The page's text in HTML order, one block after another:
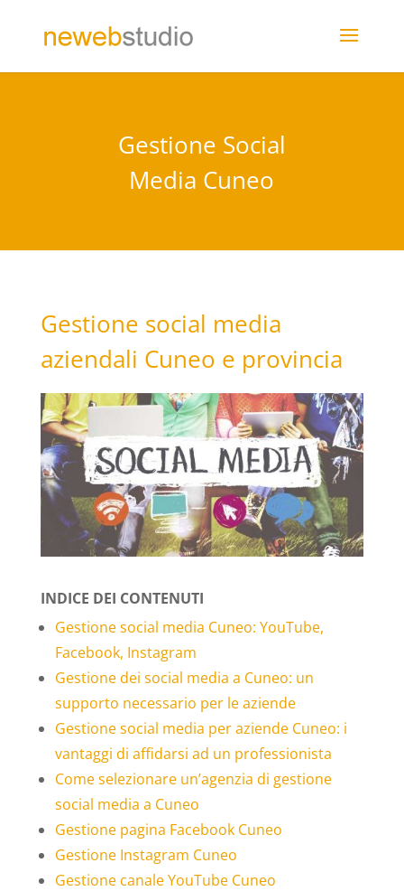
Gestione Social
Media Cuneo
Gestione social media
aziendali Cuneo e provincia
INDICE DEI CONTENUTI
Gestione social media Cuneo: YouTube,
Facebook, Instagram
Gestione dei social media a Cuneo: un
supporto necessario per le aziende
Gestione social media per aziende Cuneo: i
vantaggi di affidarsi ad un professionista
Come selezionare un’agenzia di gestione
social media a Cuneo
Gestione pagina Facebook Cuneo
Gestione Instagram Cuneo
Gestione canale YouTube Cuneo